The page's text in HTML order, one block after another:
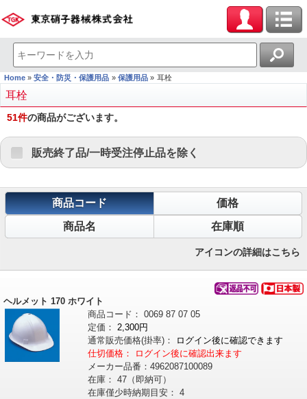
Home 安全・防災・保護用品 保護用品 耳栓
耳栓
51件の商品がございます。
販売終了品/一時受注停止品を除く
商品コード
価格
商品名
在庫順
アイコンの詳細はこちら
ヘルメット 170 ホワイト
商品コード： 0069 87 07 05
定価： 2,300円
通常販売価格(掛率)：
ログイン後に確認できます
仕切価格：
ログイン後に確認出来ます
メーカー品番： 4962087100089
在庫： 47（即納可）
在庫僅少時納期目安： 4